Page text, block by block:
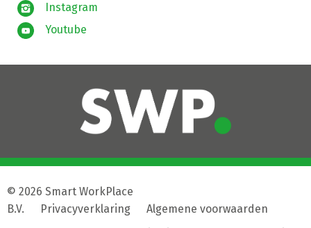
Instagram
Youtube
© 2026 Smart WorkPlace
B.V.
Privacyverklaring
Algemene voorwaarden